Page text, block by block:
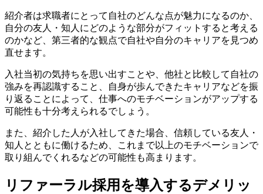
紹介者は求職者にとって自社のどんな点が魅力になるのか、
自分の友人・知人にどのような部分がフィットすると考える
のかなど、第三者的な観点で自社や自分のキャリアを見つめ
直せます。
入社当初の気持ちを思い出すことや、他社と比較して自社の
強みを再認識すること、自身が歩んできたキャリアなどを振
り返ることによって、仕事へのモチベーションがアップする
可能性も十分考えられるでしょう。
また、紹介した人が入社してきた場合、信頼している友人・
知人とともに働けるため、これまで以上のモチベーションで
取り組んでくれるなどの可能性も高まります。
リファーラル採用を導入するデメリッ